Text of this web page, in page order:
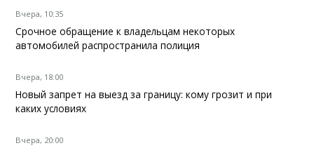
Вчера, 10:35
Срочное обращение к владельцам некоторых
автомобилей распространила полиция
Вчера, 18:00
Новый запрет на выезд за границу: кому грозит и при
каких условиях
Вчера, 20:00